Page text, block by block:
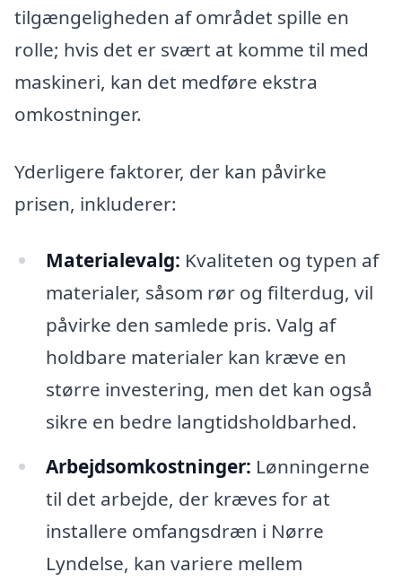
tilgængeligheden af området spille en
rolle; hvis det er svært at komme til med
maskineri, kan det medføre ekstra
omkostninger.
Yderligere faktorer, der kan påvirke
prisen, inkluderer:
Materialevalg: Kvaliteten og typen af
materialer, såsom rør og filterdug, vil
påvirke den samlede pris. Valg af
holdbare materialer kan kræve en
større investering, men det kan også
sikre en bedre langtidsholdbarhed.
Arbejdsomkostninger: Lønningerne
til det arbejde, der kræves for at
installere omfangsdræn i Nørre
Lyndelse, kan variere mellem